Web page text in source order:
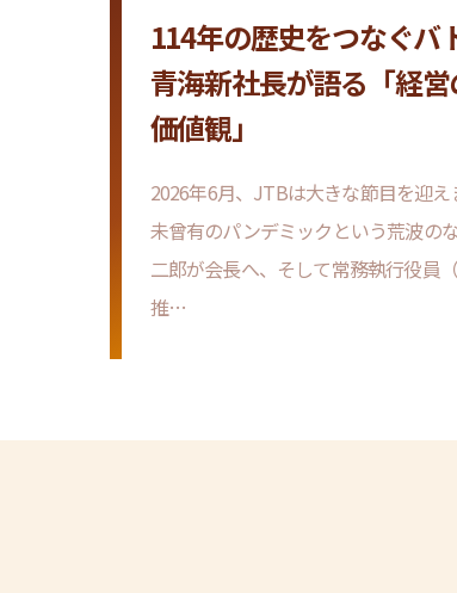
広大な東北をタクシー
壁に挑む、「Tohoku
挑戦
自然が豊かで、魅力的な景勝地も多
見どころがある一方で、「とにかく
経験をお持ちの方も多いのではない
りた後の二次交…
114年の歴史をつなぐバ
青海新社長が語る「経
価値観」
2026年6月、JTBは大きな節目を迎え
未曾有のパンデミックという荒波の
二郎が会長へ、そして常務執行役員
推…
アニメも漫画もゲーム
地域をつなぐ
「推し活」の定着も後押しとなり、
エンタテイメント市場。JTBグルー
まれる以前から、国民的アイドルグ
ト主催など、…
熱い地域愛をショート
ミンSHOWが進める地
ーチ
県民性やご当地あるあるで人気の長
極」。この制作を手がける読売テレ
ークを持つJTBが2025年5月にタッ
マ「…